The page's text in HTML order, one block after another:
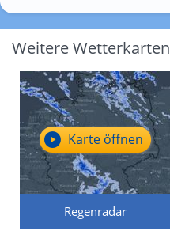
Weitere Wetterkarten
Regenradar
Karte öffnen